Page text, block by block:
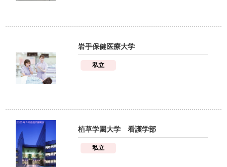
岩手保健医療大学
私立
植草学園大学 看護学部
私立